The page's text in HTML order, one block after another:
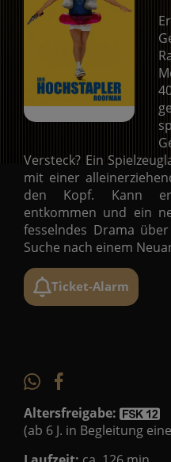
Versteck? Ein
mit einer
den Kopf. Kann er
entkommen und ein
fesselndes Drama
Suche nach einem
Ticket-Alarm
Altersfreigabe:
(ab 6 J. in Begleitung